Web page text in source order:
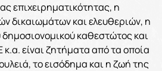
επιχειρηματικότητας, η
δικαιωμάτων και ελευθεριών, η
δημοσιονομικού καθεστώτος και
είναι ζητήματα από τα οποία
το εισόδημα και η ζωή της